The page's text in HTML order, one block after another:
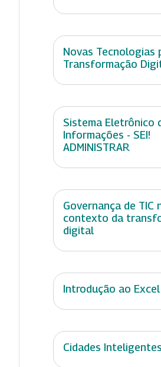
Novas Tecnologias
Transformação
Sistema Eletrônico
Informações - SEI!
ADMINISTRAR
Governança de TIC
contexto da
digital
Introdução ao Excel
Cidades Inteligentes